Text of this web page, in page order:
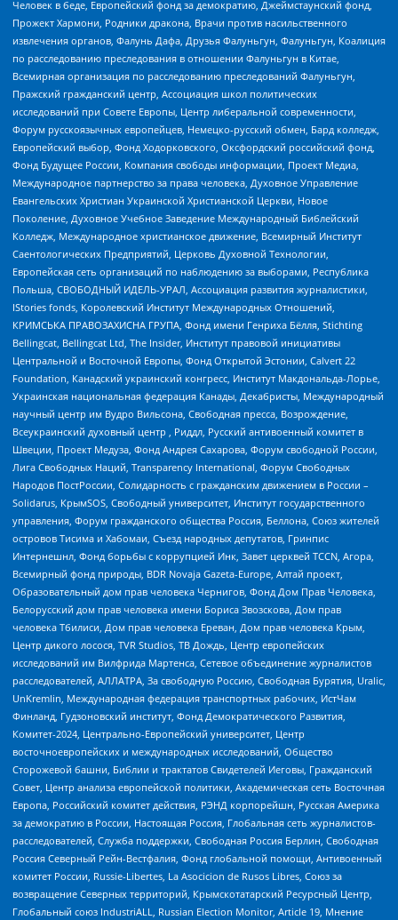
Человек в беде, Европейский фонд за демократию, Джеймстаунский фонд,
Прожект Хармони, Родники дракона, Врачи против насильственного
извлечения органов, Фалунь Дафа, Друзья Фалуньгун, Фалуньгун, Коалиция
по расследованию преследования в отношении Фалуньгун в Китае,
Всемирная организация по расследованию преследований Фалуньгун,
Пражский гражданский центр, Ассоциация школ политических
исследований при Совете Европы, Центр либеральной современности,
Форум русскоязычных европейцев, Немецко-русский обмен, Бард колледж,
Европейский выбор, Фонд Ходорковского, Оксфордский российский фонд,
Фонд Будущее России, Компания свободы информации, Проект Медиа,
Международное партнерство за права человека, Духовное Управление
Евангельских Христиан Украинской Христианской Церкви, Новое
Поколение, Духовное Учебное Заведение Международный Библейский
Колледж, Международное христианское движение, Всемирный Институт
Саентологических Предприятий, Церковь Духовной Технологии,
Европейская сеть организаций по наблюдению за выборами, Республика
Польша, СВОБОДНЫЙ ИДЕЛЬ-УРАЛ, Ассоциация развития журналистики,
IStories fonds, Королевский Институт Международных Отношений,
КРИМСЬКА ПРАВОЗАХИСНА ГРУПА, Фонд имени Генриха Бёлля, Stichting
Bellingcat, Bellingcat Ltd, The Insider, Институт правовой инициативы
Центральной и Восточной Европы, Фонд Открытой Эстонии, Calvert 22
Foundation, Канадский украинский конгресс, Институт Макдональда-Лорье,
Украинская национальная федерация Канады, Декабристы, Международный
научный центр им Вудро Вильсона, Свободная пресса, Возрождение,
Всеукраинский духовный центр , Риддл, Русский антивоенный комитет в
Швеции, Проект Медуза, Фонд Андрея Сахарова, Форум свободной России,
Лига Свободных Наций, Transparеncy International, Форум Свободных
Народов ПостРоссии, Солидарность с гражданским движением в России –
Solidarus, КрымSOS, Свободный университет, Институт государственного
управления, Форум гражданского общества Россия, Беллона, Союз жителей
островов Тисима и Хабомаи, Съезд народных депутатов, Гринпис
Интернешнл, Фонд борьбы с коррупцией Инк, Завет церквей TCCN, Агора,
Всемирный фонд природы, BDR Novaja Gazeta-Europe, Алтай проект,
Образовательный дом прав человека Чернигов, Фонд Дом Прав Человека,
Белорусский дом прав человека имени Бориса Звозскова, Дом прав
человека Тбилиси, Дом прав человека Ереван, Дом прав человека Крым,
Центр дикого лосося, TVR Studios, ТВ Дождь, Центр европейских
исследований им Вилфрида Мартенса, Сетевое объединение журналистов
расследователей, АЛЛАТРА, За свободную Россию, Свободная Бурятия, Uralic,
UnKremlin, Международная федерация транспортных рабочих, ИстЧам
Финланд, Гудзоновский институт, Фонд Демократического Развития,
Комитет-2024, Центрально-Европейский университет, Центр
восточноевропейских и международных исследований, Общество
Сторожевой башни, Библии и трактатов Свидетелей Иеговы, Гражданский
Совет, Центр анализа европейской политики, Академическая сеть Восточная
Европа, Российский комитет действия, РЭНД корпорейшн, Русская Америка
за демократию в России, Настоящая Россия, Глобальная сеть журналистов-
расследователей, Служба поддержки, Свободная Россия Берлин, Свободная
Россия Северный Рейн-Вестфалия, Фонд глобальной помощи, Антивоенный
комитет России, Russie-Libertes, La Asocicion de Rusos Libres, Союз за
возвращение Северных территорий, Крымскотатарский Ресурсный Центр,
Глобальный союз IndustriALL, Russian Election Monitor, Article 19, Мнение